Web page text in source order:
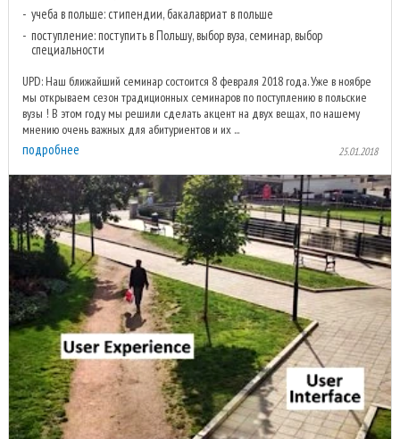
учеба в польше: стипендии, бакалавриат в польше
поступление: поступить в Польшу, выбор вуза, семинар, выбор
специальности
UPD: Наш ближайший семинар состоится 8 февраля 2018 года. Уже в ноябре
мы открываем сезон традиционных семинаров по поступлению в польские
вузы ! В этом году мы решили сделать акцент на двух вещах, по нашему
мнению очень важных для абитуриентов и их ...
подробнее 25.01.2018